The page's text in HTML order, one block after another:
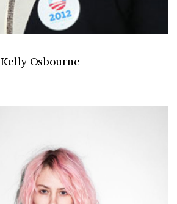
Kelly Osbourne